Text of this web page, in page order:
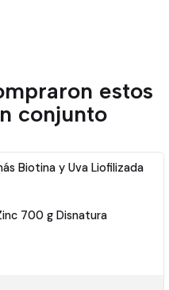
estos
conjunto
Biotina y Uva Liofilizada
700 g Disnatura